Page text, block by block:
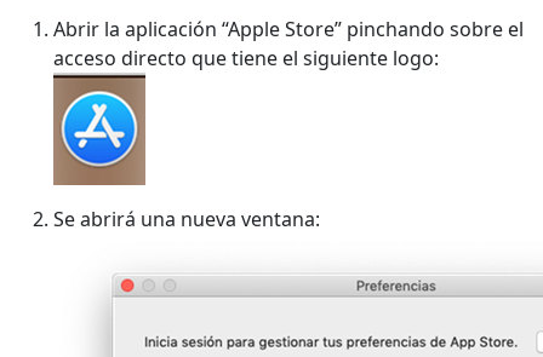
Abrir la aplicación “Apple Store” pinchando sobre el
acceso directo que tiene el siguiente logo:
Se abrirá una nueva ventana: